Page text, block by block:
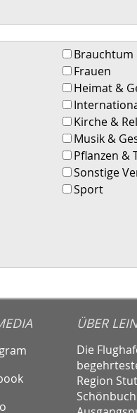
Brauchtum
Frauen
Heimat &
Kirche &
Musik &
Pflanzen &
Sonstige
Sport
ÜBER
Die
Region